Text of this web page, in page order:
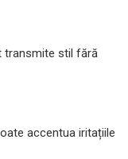
transmite stil fără
accentua iritațiile